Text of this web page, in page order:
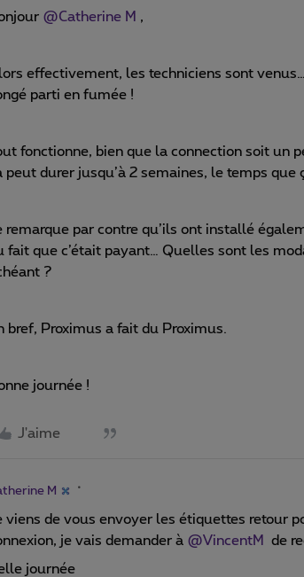
@Catherine M ,
effectivement, les techniciens sont
parti en fumée !
fonctionne, bien que la connection soit un
peut durer jusqu’à 2 semaines, le temps que
remarque par contre qu’ils ont installé
fait que c’était payant… Quelles sont les
?
bref, Proximus a fait du Proximus.
journée !
J'aime
M
viens de vous envoyer les étiquettes retour
je vais demander à @VincentM
de
journée